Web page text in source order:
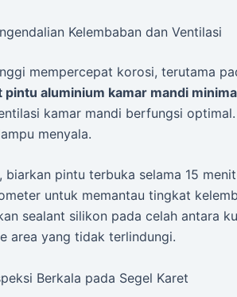
Kelembaban dan Ventilasi
mempercepat korosi, terutama
pintu aluminium kamar mandi
kamar mandi berfungsi
menyala.
biarkan pintu terbuka selama 15
untuk memantau tingkat
sealant silikon pada celah antara
area yang tidak terlindungi.
Berkala pada Segel Karet